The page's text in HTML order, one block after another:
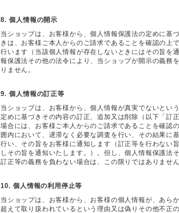
8. 個人情報の開示
当ショップは、お客様から、個人情報保護法の定めに基
きは、お客様ご本人からのご請求であることを確認の上
行います（当該個人情報が存在しないときにはその旨を
報保護法その他の法令により、当ショップが開示の義務
りません。
9. 個人情報の訂正等
当ショップは、お客様から、個人情報が真実でないとい
定めに基づきその内容の訂正、追加又は削除（以下「訂
場合には、お客様ご本人からのご請求であることを確認
囲内において、遅滞なく必要な調査を行い、その結果に
行い、その旨をお客様に通知します（訂正等を行わない
しその旨を通知いたします。）。但し、個人情報保護法
訂正等の義務を負わない場合は、この限りではありません
10. 個人情報の利用停止等
当ショップは、お客様から、お客様の個人情報が、あら
超えて取り扱われているという理由又は偽りその他不正